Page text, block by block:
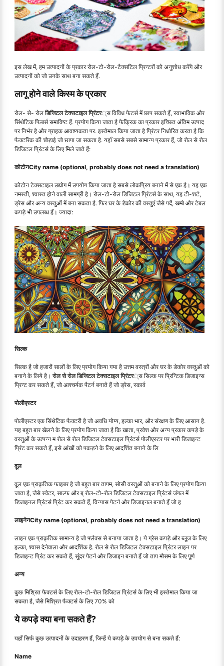
इस लेख में, हम उत्पादनों के प्रकार रोल-टो-रोल-टैक्सटिल प्रिन्टरों को अनुशोध करेंगे और
उत्पादनों को जो उनके साथ बना सकते हैं.
लागू होने वाले किस्म के प्रकार
रोल- से- रोल डिजिटल टेक्सटाइल प्रिंटर्स विविध फैटर्स में छाप सकते हैं, स्वाभाविक और
सिंथेटिक फिबर्स समाविष्ट हैं. प्रयोग किया जाता है फैक्रिक का प्रकार इच्छित अंतिम उत्पाद
पर निर्भर है और ग्राहक आवश्यकता पर. इस्तेमाल किया जाता है प्रिंटर निर्धारित करता है कि
फैक्टरिक की चौड़ाई जो छापा जा सकता है. यहाँ सबसे सबसे सामान्य प्रकार हैं, जो रोल से रोल
डिजिटल प्रिंटर्स के लिए मिले जाते हैं:
कोटोनCity name (optional, probably does not need a translation)
कोटोन टेक्सटाइल उद्योग में उपयोग किया जाता है सबसे लोकप्रिय बनाने में से एक है। यह एक
नमस्ती, श्वास्त होने वाली सामग्री है। रोल-टो-रोल डिजिटल प्रिंटर्स के साथ, यह टी-शर्ट,
ड्रेस और अन्य वस्तुओं में बना सकता है. फिर घर के डेकोर की वस्तुएं जैसे पर्दे, खम्बे और टेबल
कपड़े भी उपलब्ध हैं। ज्यादा:
सिल्क
सिल्क है जो हजारों सालों के लिए प्रयोग किया गया है उत्तम वस्त्रों और घर के डेकोर वस्तुओं को
बनाने के लिये है। रोल से रोल डिजिटल टेक्सटाइल प्रिंटर्स सिल्क पर प्रिन्टिक डिजाइन्स
प्रिन्ट कर सकते हैं, जो आश्चर्यक पैटर्न बनाते हैं जो ड्रेस, स्कार्व
पोलीएस्टर
पोलीएस्टर एक सिंथेटिक फैक्टरी है जो अवधि योग्य, हल्का भार, और संरक्षण के लिए आसान है.
यह बहुत बार खेलने के लिए प्रयोग किया जाता है कि खाता, प्रवेश और अन्य प्रकार कपड़े के
वस्तुओं के उत्पन्न म रोल से रोल डिजिटल टेक्सटाइल प्रिंटर्स पोलीएस्टर पर भारी डिजाइन्ट
प्रिंट कर सकते हैं, इसे आंखों को पकड़ने के लिए आदर्शित बनाने के लि
वूल
वूल एक प्राकृतिक फाइबर है जो बहुत बार तापम, सोसी वस्तुओं को बनाने के लिए प्रयोग किया
जाता है, जैसे स्वेटर, साल्फ और ब् रोल-टो-रोल डिजिटल टेक्सटाइल प्रिंटर्स जंगल में
डिजाइनल प्रिंटर्स प्रिंट कर सकते हैं, विन्यास पैटर्न और डिजाइनल बनाते हैं जो ह
लाइनेनCity name (optional, probably does not need a translation)
लाइन एक प्राकृतिक सामान्य है जो फ्लैक्स से बनाया जाता है। ये ग्रेस कपड़े और ब्लूज के लिए
हल्का, श्वास देनेवाला और आदर्शिक है. रोल से रोल डिजिटल टेक्सटाइल प्रिंटर लाइन पर
डिजाइन्ट प्रिंट कर सकते हैं, सुंदर पैटर्न और डिजाइन बनाते हैं जो ताप मौसम के लिए पूर्ण
अन्य
कुछ मिश्रित फैक्टर्स के लिए रोल-टो-रोल डिजिटल प्रिंटर्स के लिए भी इस्तेमाल किया जा
सकता है, जैसे मिश्रित फैक्टर्स के लिए 70% को
ये कपड़े क्या बना सकते हैं?
यहाँ सिर्फ कुछ उत्पादनों के उदाहरण हैं, जिन्हें ये कपड़े के उपयोग से बना सकते हैं:
Name